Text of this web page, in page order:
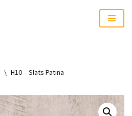
\ H10 – Slats Patina